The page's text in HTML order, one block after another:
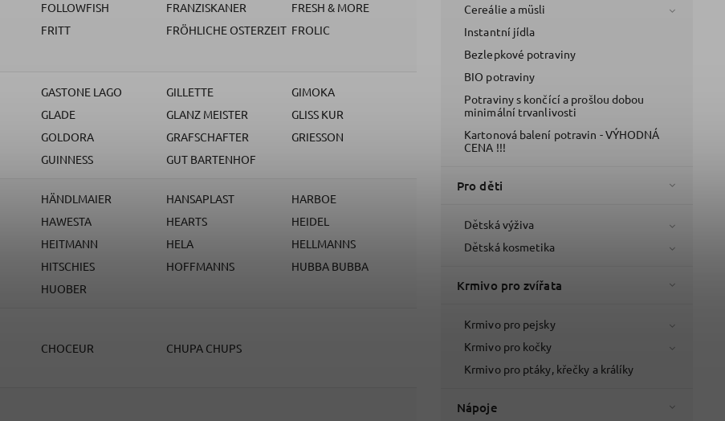
Cereálie a müsli
Instantní jídla
Bezlepkové potraviny
BIO potraviny
Potraviny s končící a prošlou dobou
minimální trvanlivosti
Kartonová balení potravin - VÝHODNÁ
CENA !!!
Pro děti
Dětská výživa
Dětská kosmetika
Krmivo pro zvířata
Krmivo pro pejsky
Krmivo pro kočky
Krmivo pro ptáky, křečky a králíky
Nápoje
FOLLOWFISH FRANZISKANER
FRESH & MORE
FRITT FRÖHLICHE OSTERZEIT FROLIC
GASTONE LAGO GILLETTE
GIMOKA
GLADE GLANZ MEISTER
GLISS KUR
GOLDORA GRAFSCHAFTER
GRIESSON
GUINNESS GUT BARTENHOF
HÄNDLMAIER HANSAPLAST
HARBOE
HAWESTA HEARTS
HEIDEL
HEITMANN HELA
HELLMANNS
HITSCHIES HOFFMANNS
HUBBA BUBBA
HUOBER
CHOCEUR CHUPA CHUPS